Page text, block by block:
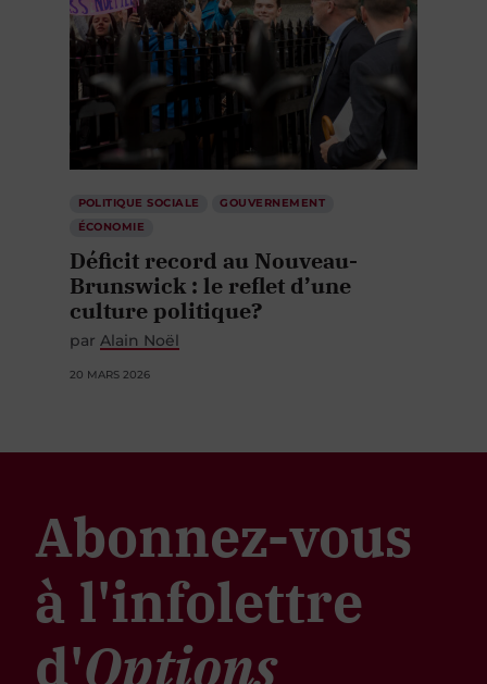
POLITIQUE SOCIALE
GOUVERNEMENT
ÉCONOMIE
Déficit record au Nouveau-
Brunswick : le reflet d’une
culture politique?
par Alain Noël
20 MARS 2026
Abonnez-vous
à l'infolettre
d'Options